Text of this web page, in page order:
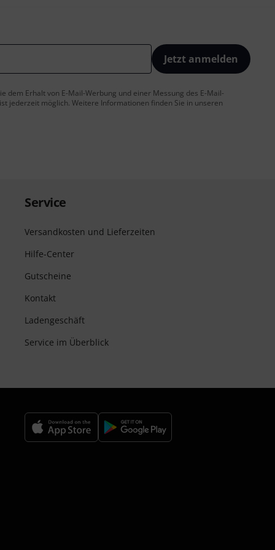
Jetzt anmelden
dem Erhalt von E-Mail-Werbung und einer Messung des E-Mail-
jederzeit möglich. Weitere Informationen finden Sie in unseren
Service
Versandkosten und Lieferzeiten
Hilfe-Center
Gutscheine
Kontakt
Ladengeschäft
Service im Überblick